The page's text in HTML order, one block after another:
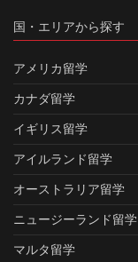
国・エリアから探す
アメリカ留学
カナダ留学
イギリス留学
アイルランド留学
オーストラリア留学
ニュージーランド留学
マルタ留学